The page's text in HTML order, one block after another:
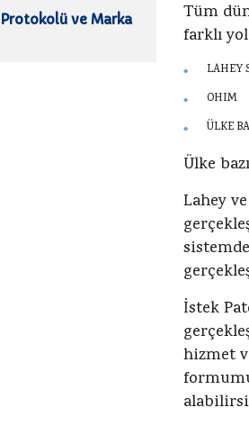
ve Marka
Tüm
farklı
LAHEY
OHIM
ÜLKE
Ülke
Lahey
İstek
hizmet